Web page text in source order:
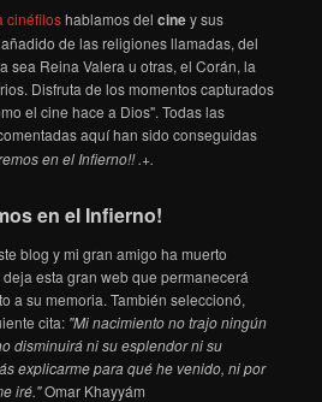
cinéfiloshablamos delciney sus
de las religiones llamadas, del
sea Reina Valera u otras, el Corán, la
Disfruta de los momentos capturados
el cine hace a Dios". Todas las
aquí han sido conseguidas
en el Infierno!! .+.
en el Infierno!
blog y mi gran amigo ha muerto
esta gran web que permanecerá
a su memoria. También seleccionó,
cita: "Mi nacimiento no trajo ningún
disminuirá ni su esplendor ni su
explicarme para qué he venido, ni por
iré."Omar Khayyám